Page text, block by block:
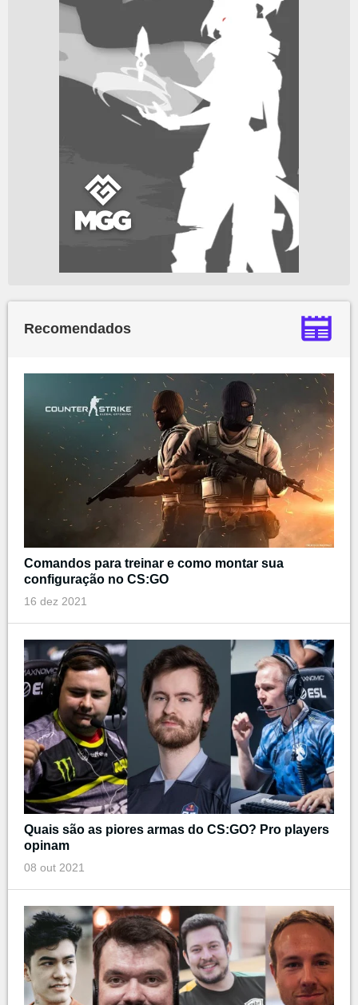
Recomendados
Comandos para treinar e como montar sua
configuração no CS:GO
16 dez 2021
Quais são as piores armas do CS:GO? Pro players
opinam
08 out 2021